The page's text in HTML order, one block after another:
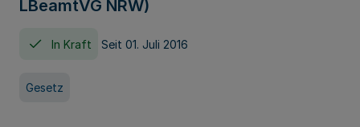
LBeamtVG NRW)
In Kraft Seit 01. Juli 2016
Gesetz